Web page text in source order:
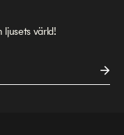
värld!